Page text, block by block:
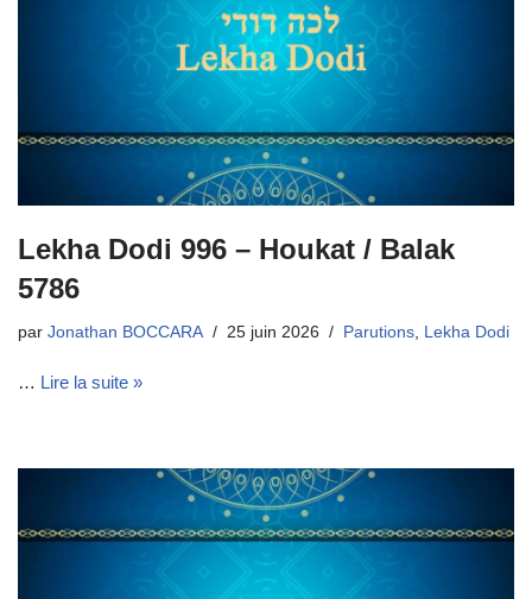
Lekha Dodi 996 – Houkat / Balak
5786
par Jonathan BOCCARA 25 juin 2026 Parutions, Lekha Dodi
… Lire la suite »